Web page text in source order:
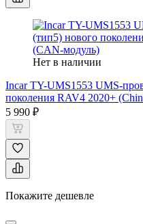
Нет в наличии
Incar TY-UMS1553 UMS-
поколения RAV4 2020+
5 990 ₽
Покажите дешевле